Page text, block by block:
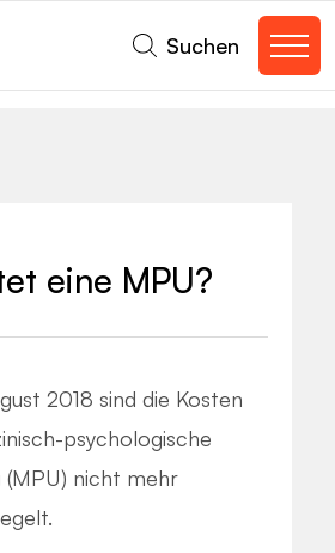
eine MPU?
2018 sind die Kosten
psychologische
(MPU) nicht mehr
Suchen